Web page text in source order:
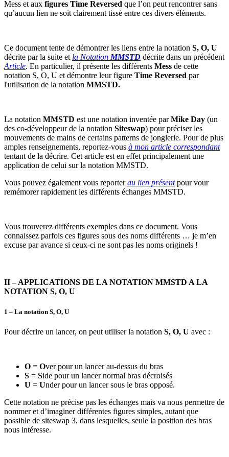
Mess et aux figures Time Reversed que l’on peut rencontrer sans
qu’aucun lien ne soit clairement tissé entre ces divers éléments.
Ce document tente de démontrer les liens entre la notation S, O, U
décrite par la suite et la Notation MMSTD décrite dans un précédent
Article. En particulier, il présente les différents Mess de cette
notation S, O, U et démontre leur figure Time Reversed par
l'utilisation de la notation MMSTD.
La notation MMSTD est une notation inventée parMike Day (un
des co-développeur de la notation Siteswap) pour préciser les
mouvements de mains de certains patterns de jonglerie. Pour de plus
amples renseignements, reportez-vous à mon article correspondant
tentant de la décrire. Cet article est en effet principalement une
application de celui sur la notation MMSTD.
Vous pouvez également vous reporterau lien présentpour vour
remémorer rapidement les différents échanges MMSTD.
Vous trouverez différents exemples dans ce document. Vous
connaissez parfois ces figures sous des noms différents … je m’en
excuse par avance si ceux-ci ne sont pas les noms originels !
II –APPLICATIONS DE LA NOTATION MMSTD A LA
NOTATION S, O, U
1 – La notation S, O, U
Pour décrire un lancer, on peut utiliser la notation S, O, U avec :
O = Over pour un lancer au-dessus du bras
S = Side pour un lancer normal bras décroisés
U = Under pour un lancer sous le bras opposé.
Cette notation ne précise pas les échanges mais va nous permettre de
nommer et d’imaginer différentes figures simples, autant que
possible de siteswap 3, dans lesquelles, seule la position des bras
nous intéresse.